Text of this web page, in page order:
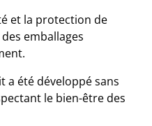
et la protection de
emballages
a été développé sans
le bien-être des